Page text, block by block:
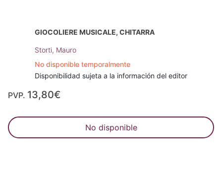
GIOCOLIERE MUSICALE, CHITARRA
Storti, Mauro
No disponible temporalmente
Disponibilidad sujeta a la información del editor
PVP. 13,80€
No disponible